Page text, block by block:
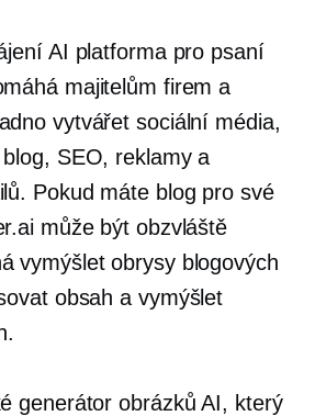
AI platforma pro psaní
majitelům firem a
vytvářet sociální média,
SEO, reklamy a
Pokud máte blog pro své
může být obzvláště
vymýšlet obrysy blogových
obsah a vymýšlet
generátor obrázků AI, který